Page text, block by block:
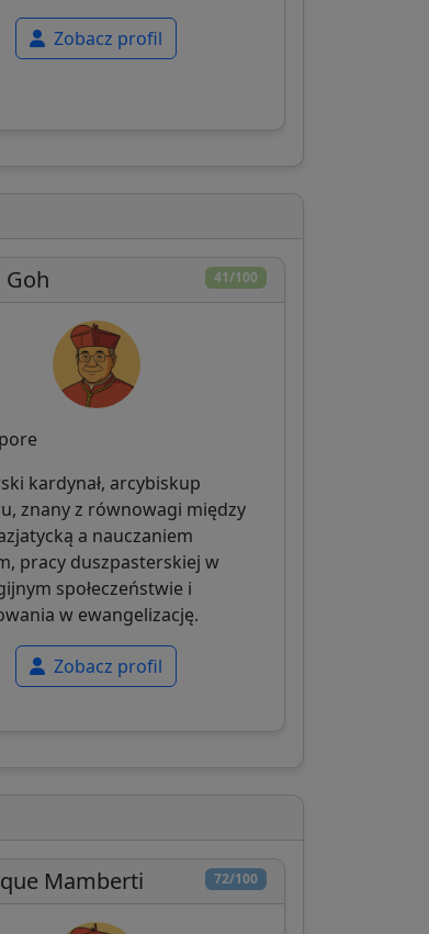
Zobacz profil
41/100
kardynał, arcybiskup
znany z równowagi między
a nauczaniem
pracy duszpasterskiej w
społeczeństwie i
w ewangelizację.
Zobacz profil
72/100
Mamberti